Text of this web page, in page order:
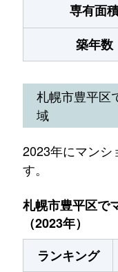
専有面
築年数
札幌市豊平区
域
2023年にマンシ
す。
札幌市豊平区で
（2023年）
ランキング